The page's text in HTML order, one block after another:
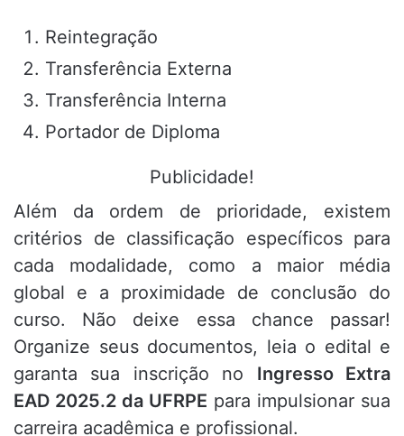
Reintegração
Transferência Externa
Transferência Interna
Portador de Diploma
Publicidade!
Além da ordem de prioridade, existem
critérios de classificação específicos para
cada modalidade, como a maior média
global e a proximidade de conclusão do
curso. Não deixe essa chance passar!
Organize seus documentos, leia o edital e
garanta sua inscrição no Ingresso Extra
EAD 2025.2 da UFRPE para impulsionar sua
carreira acadêmica e profissional.